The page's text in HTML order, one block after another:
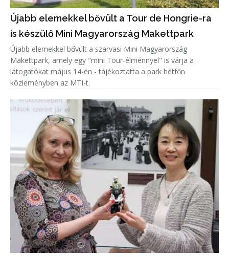
Újabb elemekkel bővült a Tour de Hongrie-ra
is készülő Mini Magyarország Makettpark
Újabb elemekkel bővült a szarvasi Mini Magyarország
Makettpark, amely egy "mini Tour-élménnyel" is várja a
látogatókat május 14-én - tájékoztatta a park hétfőn
közleményben az MTI-t.